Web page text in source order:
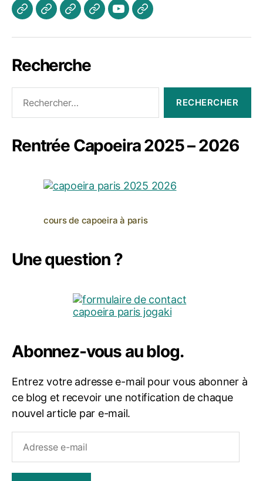
Actualités
Les
A
PhotosVidéoContactez
Recherche
Rentrée Capoeira 2025 – 2026
cours de capoeira à paris
Une question ?
Abonnez-vous au blog.
Entrez votre adresse e-mail pour vous abonner à
ce blog et recevoir une notification de chaque
nouvel article par e-mail.
mail